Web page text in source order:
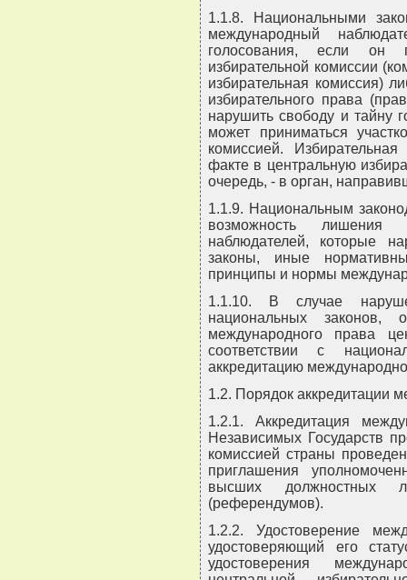
1.1.8. Национальными
международный
голосования, если он
избирательной комиссии
избирательная комиссия)
избирательного права
нарушить свободу и тайну
может приниматься
комиссией.
факте в центральную
очередь, - в орган,
1.1.9. Национальным
возможность лишения
наблюдателей, которые
законы, иные
принципы и нормы
1.1.10. В случае
национальных законов,
международного права
соответствии с
аккредитацию
1.2. Порядок аккредитации
1.2.1. Аккредитация
Независимых Государств
комиссией страны
приглашения
высших должностных
(референдумов).
1.2.2. Удостоверение
удостоверяющий его
удостоверения